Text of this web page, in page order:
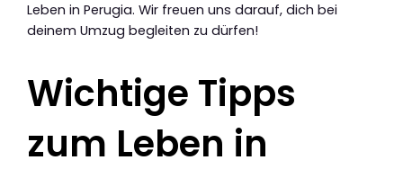
Leben in Perugia. Wir freuen uns darauf, dich bei
deinem Umzug begleiten zu dürfen!
Wichtige Tipps
zum Leben in